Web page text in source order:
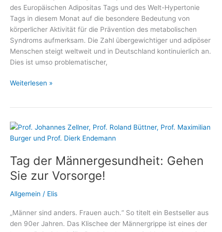
des Europäischen Adipositas Tags und des Welt-Hypertonie
Tags in diesem Monat auf die besondere Bedeutung von
körperlicher Aktivität für die Prävention des metabolischen
Syndroms aufmerksam. Die Zahl übergewichtiger und adipöser
Menschen steigt weltweit und in Deutschland kontinuierlich an.
Dies ist umso problematischer,
Mit
Syndrom
trotzen
Weiterlesen »
Tag der Männergesundheit: Gehen
Sie zur Vorsorge!
Allgemein / Elis
„Männer sind anders. Frauen auch.“ So titelt ein Bestseller aus
den 90er Jahren. Das Klischee der Männergrippe ist eines der